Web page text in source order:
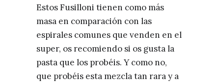
Estos Fusilloni tienen como más
masa en comparación con las
espirales comunes que venden en el
super, os recomiendo si os gusta la
pasta que los probéis. Y como no,
que probéis esta mezcla tan rara y a